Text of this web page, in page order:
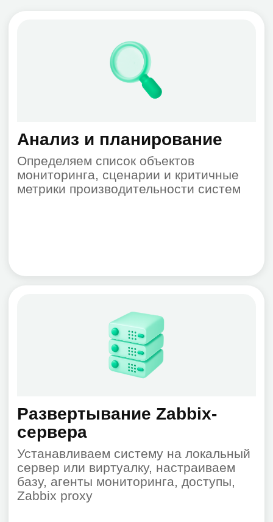
Формируем визуальные панели и
создание и рассылку отчетов для
получения оперативной информации
Создание дашбордов и
Подключаем сервера, сети, сервисы,
базы данных, 1С и другие компоненты.
Разрабатываем шаблоны, триггеры,
алерты. Процесс включает тонкую
Настройка мониторинга